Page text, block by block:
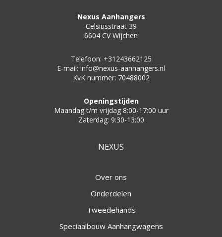
Nexus Aanhangers
Celsiusstraat 39
6604 CV Wijchen
Telefoon: +31243662125
E-mail: info@nexus-aanhangers.nl
KvK nummer: 70488002
Openingstijden
Maandag t/m vrijdag 8:00-17:00 uur
Zaterdag: 9:30-13:00
NEXUS
Over ons
Onderdelen
Tweedehands
Speciaalbouw Aanhangwagens